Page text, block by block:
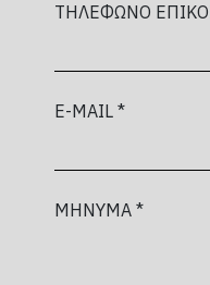
ΤΗΛΕΦΩΝΟ
E-MAIL *
ΜΗΝΥΜΑ *